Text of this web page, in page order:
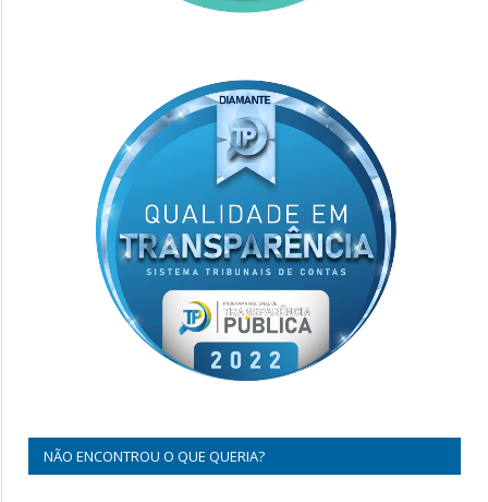
NÃO ENCONTROU O QUE QUERIA?